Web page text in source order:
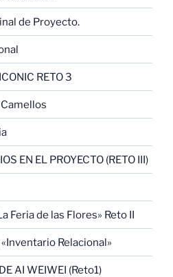
de Proyecto.
RETO 3
EN EL PROYECTO (RETO III)
Feria de las Flores» Reto II
Relacional»
AI WEIWEI (Reto1)